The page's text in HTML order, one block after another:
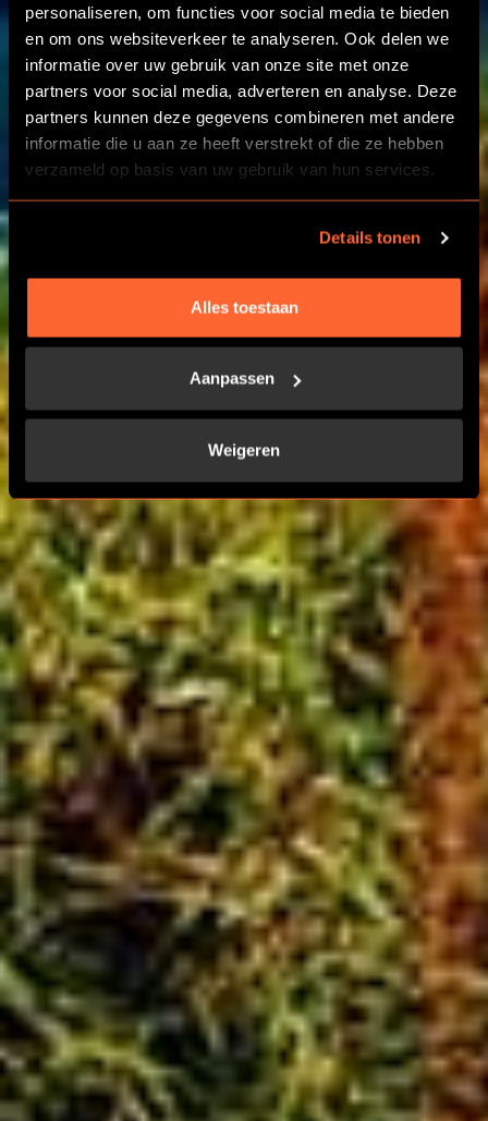
personaliseren, om functies voor social media te bieden
en om ons websiteverkeer te analyseren. Ook delen we
informatie over uw gebruik van onze site met onze
partners voor social media, adverteren en analyse. Deze
partners kunnen deze gegevens combineren met andere
informatie die u aan ze heeft verstrekt of die ze hebben
verzameld op basis van uw gebruik van hun services.
Details tonen
Alles toestaan
Aanpassen
Weigeren
BRUSSELS ESCAPE
ROOM PARTIES
VERJAARDAGS EN
VRIJGEZELLENFEEST
CONTACT US